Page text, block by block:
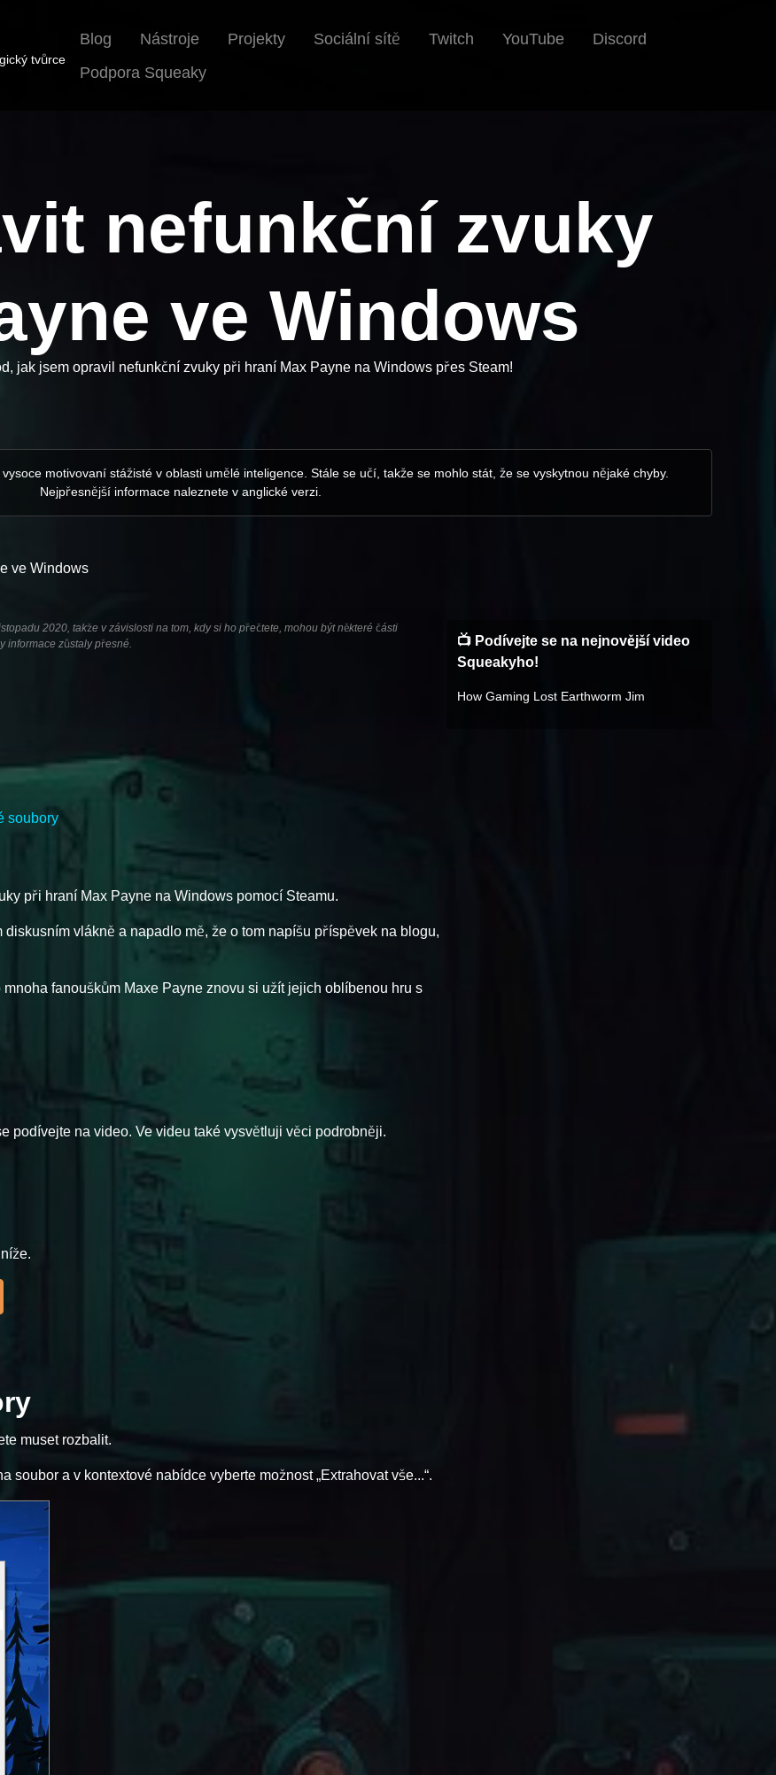
tvůrce
Blog Nástroje Projekty Sociální sítě Twitch YouTube
Discord
Podpora Squeaky
nefunkční zvuky
ve Windows
jak jsem opravil nefunkční zvuky při hraní Max Payne na Windows přes Steam!
motivovaní stážisté v oblasti umělé inteligence. Stále se učí, takže se mohlo stát, že se vyskytnou nějaké chyby.
Nejpřesnější informace naleznete v anglické verzi.
ve Windows
2020, takže v závislosti na tom, kdy si ho přečtete, mohou být některé části
informace zůstaly přesné.
soubory
při hraní Max Payne na Windows pomocí Steamu.
vlákně a napadlo mě, že o tom napíšu příspěvek na blogu,
fanouškům Maxe Payne znovu si užít jejich oblíbenou hru s
podívejte na video. Ve videu také vysvětluji věci podrobněji.
muset rozbalit.
a v kontextové nabídce vyberte možnost „Extrahovat vše...“.
📺 Podívejte se na nejnovější video
Squeakyho!
How Gaming Lost Earthworm Jim